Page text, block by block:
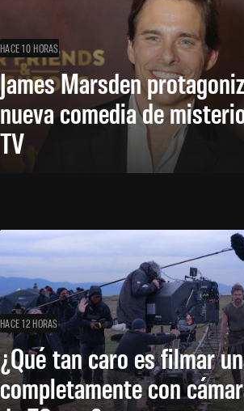
HACE 10 HORAS
James Marsden
nueva comedia de
TV
HACE 12 HORAS
¿Qué tan caro es filmar
completamente con